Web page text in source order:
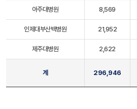
아주대병원 8,569
인제대부산백병원 21,952
제주대병원 2,622
계 296,946